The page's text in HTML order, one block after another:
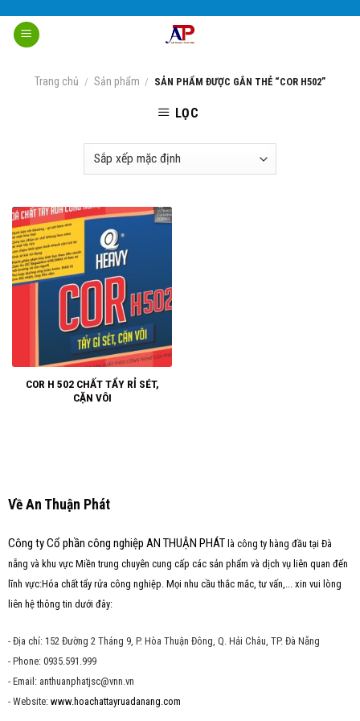
content
Trang chủ / Sản phẩm / SẢN PHẨM ĐƯỢC GẮN THẺ “COR H502”
LỌC
COR H 502 CHẤT TẨY RỈ SÉT,
CẶN VÔI
Về An Thuận Phát
Công ty Cổ phần công nghiệp AN THUẬN PHÁT là công ty hàng đầu tại Đà
nẵng và khu vực Miền trung chuyên cung cấp các sản phẩm và dịch vụ liên quan đến
lĩnh vực:Hóa chất tẩy rửa công nghiệp. Mọi nhu cầu thắc mắc, tư vấn,... xin vui lòng
liên hệ thông tin dưới đây:
- Địa chỉ: 152 Đường 2 Tháng 9, P. Hòa Thuận Đông, Q. Hải Châu, TP. Đà Nẵng
- Phone: 0935.591.999
- Email: anthuanphatjsc@vnn.vn
- Website: www.hoachattayruadanang.com